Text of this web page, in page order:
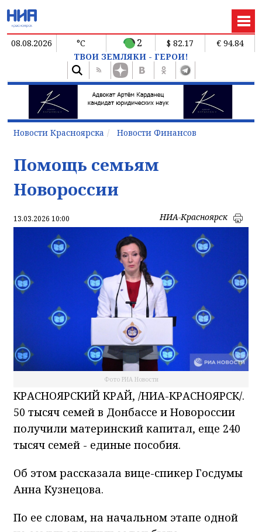
08.08.2026 °C 2 $ 82.17
€ 94.84
ТВОИ ЗЕМЛЯКИ - ГЕРОИ!
Новости Красноярска Новости Финансов
Помощь семьям
Новороссии
13.03.2026 10:00 НИА-Красноярск
Фото РИА Новости
КРАСНОЯРСКИЙ КРАЙ, /НИА-КРАСНОЯРСК/.
50 тысяч семей в Донбассе и Новороссии
получили материнский капитал, еще 240
тысяч семей - единые пособия.
Об этом рассказала вице-спикер Госдумы
Анна Кузнецова.
По ее словам, на начальном этапе одной